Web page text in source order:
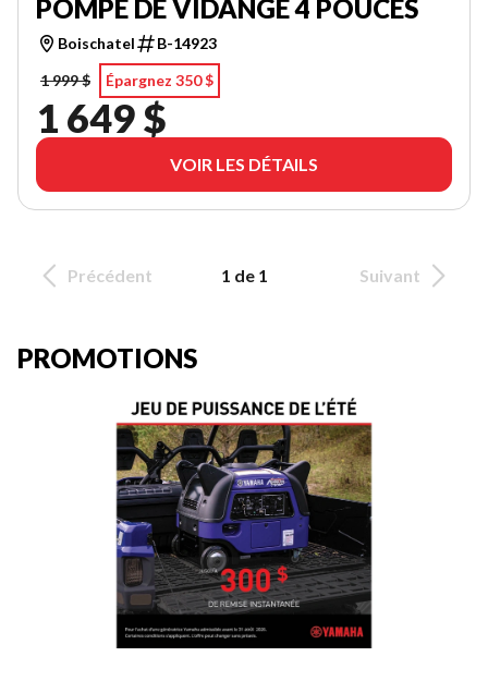
POMPE DE VIDANGE 4 POUCES
Boischatel
B-14923
1 999 $
Épargnez 350 $
1 649 $
VOIR LES DÉTAILS
Précédent 1 de 1 Suivant
PROMOTIONS